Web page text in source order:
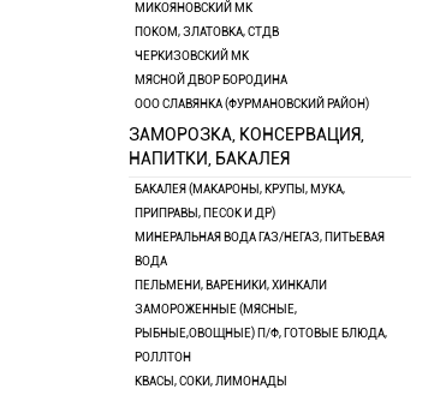
МИКОЯНОВСКИЙ МК
ПОКОМ, ЗЛАТОВКА, СТДВ
ЧЕРКИЗОВСКИЙ МК
МЯСНОЙ ДВОР БОРОДИНА
ООО СЛАВЯНКА (ФУРМАНОВСКИЙ РАЙОН)
ЗАМОРОЗКА, КОНСЕРВАЦИЯ,
НАПИТКИ, БАКАЛЕЯ
БАКАЛЕЯ (МАКАРОНЫ, КРУПЫ, МУКА,
ПРИПРАВЫ, ПЕСОК И ДР)
МИНЕРАЛЬНАЯ ВОДА ГАЗ/НЕГАЗ, ПИТЬЕВАЯ
ВОДА
ПЕЛЬМЕНИ, ВАРЕНИКИ, ХИНКАЛИ
ЗАМОРОЖЕННЫЕ (МЯСНЫЕ,
РЫБНЫЕ,ОВОЩНЫЕ) П/Ф, ГОТОВЫЕ БЛЮДА,
РОЛЛТОН
КВАСЫ, СОКИ, ЛИМОНАДЫ